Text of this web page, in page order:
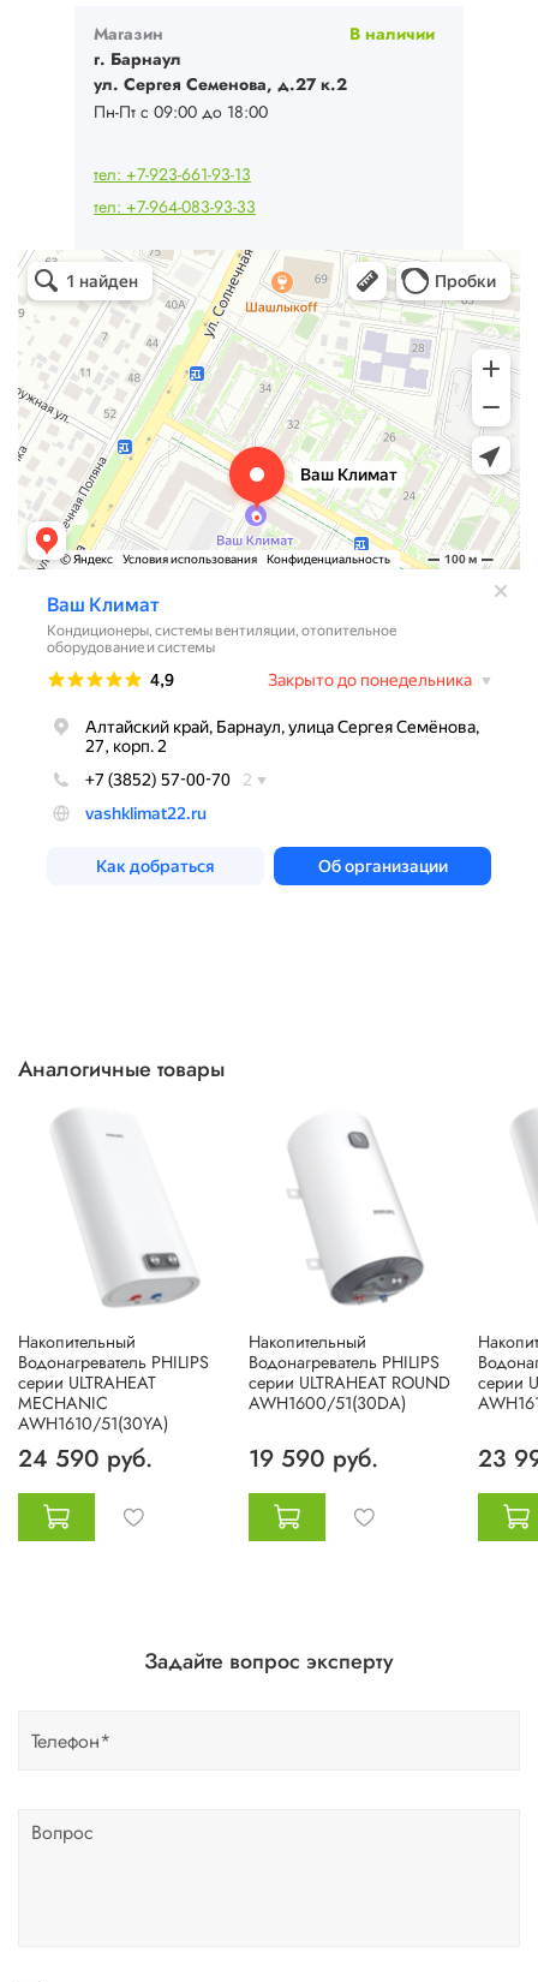
Магазин
В наличии
г. Барнаул
ул. Сергея Семенова, д.27 к.2
Пн-Пт с 09:00 до 18:00
тел: +7-923-661-93-13
тел: +7-964-083-93-33
Ваш Климат
Кондиционеры в Барнауле
Системы вентиляции в Барнауле
Аналогичные товары
Накопительный
Водонагреватель PHILIPS
серии ULTRAHEAT
MECHANIC
AWH1610/51(30YA)
24 590 руб.
Накопительный
Водонагреватель PHILIPS
серии ULTRAHEAT ROUND
AWH1600/51(30DA)
19 590 руб.
серии
23
Задайте вопрос эксперту